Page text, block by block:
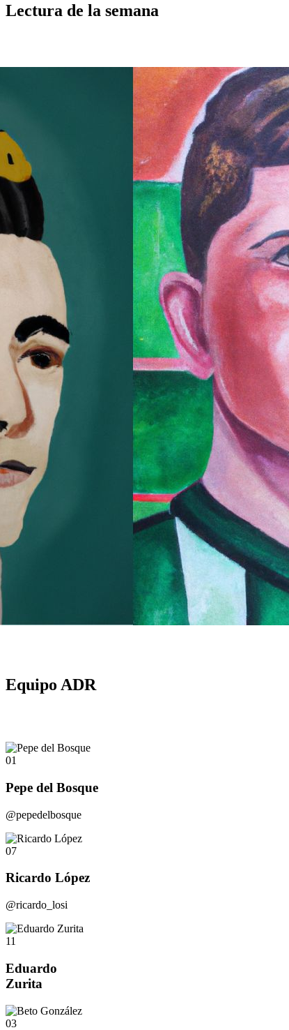
Lectura de la semana
Equipo ADR
01
Pepe del Bosque
@pepedelbosque
07
Ricardo López
@ricardo_losi
11
Eduardo
Zurita
03